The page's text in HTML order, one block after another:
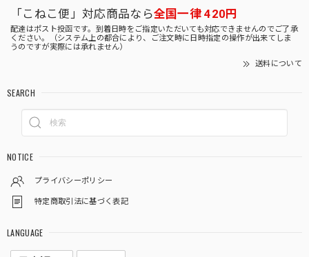
「こねこ便」対応商品なら全国一律 420円
配達はポスト投函です。到着日時をご指定いただいても対応できませんのでご了承
ください。（システム上の都合により、ご注文時に日時指定の操作が出来てしま
うのですが実際には承れません）
送料について
SEARCH
NOTICE
プライバシーポリシー
特定商取引法に基づく表記
LANGUAGE